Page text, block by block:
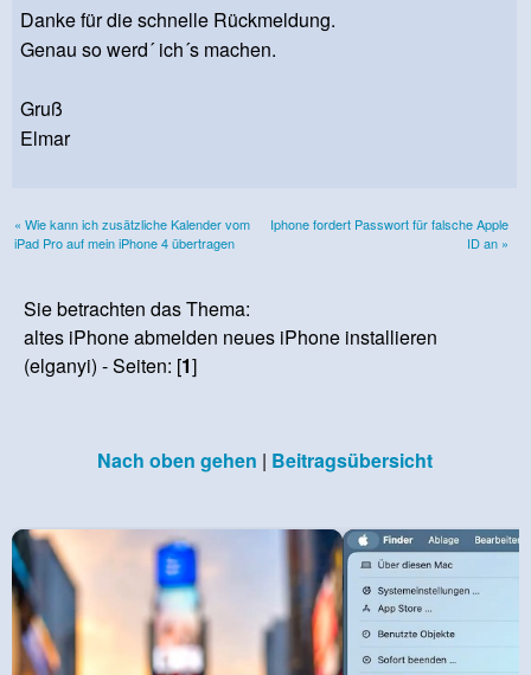
Danke für die schnelle Rückmeldung.
Genau so werd´ ich´s machen.
Gruß
Elmar
« Wie kann ich zusätzliche Kalender vom
iPad Pro auf mein iPhone 4 übertragen
Iphone fordert Passwort für falsche Apple
ID an »
Sie betrachten das Thema:
altes iPhone abmelden neues iPhone installieren
(elganyi) - Seiten: [1]
Nach oben gehen | Beitragsübersicht